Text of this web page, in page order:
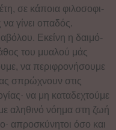
σε κά­ποια φιλοσο­φι­
γίνει οπαδός.
Εκείνη η δαι­μό­
του μυα­­λού μάς
να περιφρο­νή­σουμε
σπρώ­χνουν στις
να μη καταδεχτούμε
αλη­θι­νό νόημα στη ζωή
απροσκύνητοι όσο και